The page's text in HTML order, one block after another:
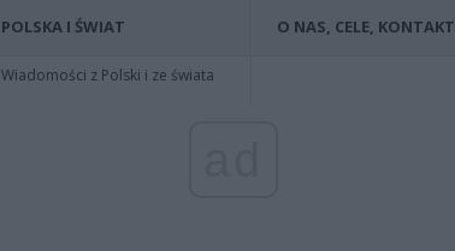
POLSKA I ŚWIAT
Wiadomości z Polski i ze świata
O NAS, CELE, KONTAKT